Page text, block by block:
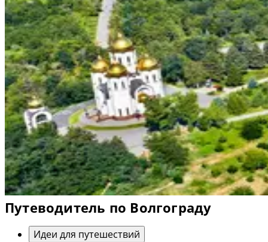
Путеводитель по Волгограду
Идеи для путешествий